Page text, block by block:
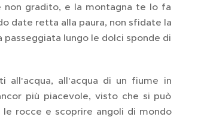
non gradito, e la montagna te lo fa
date retta alla paura, non sfidate la
lungo le dolci sponde di
all'acqua di un fiume in
più piacevole, visto che si può
rocce e scoprire angoli di mondo